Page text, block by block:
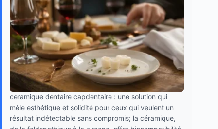
ceramique dentaire capdentaire : une solution qui
mêle esthétique et solidité pour ceux qui veulent un
résultat indétectable sans compromis; la céramique,